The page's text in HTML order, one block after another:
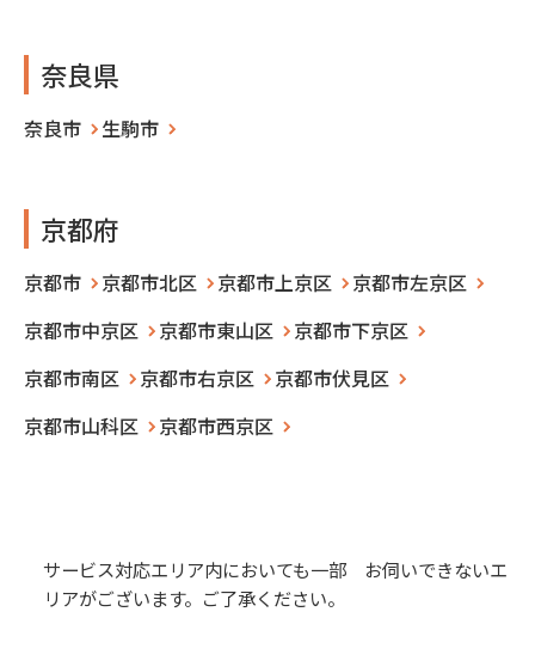
奈良県
奈良市 生駒市
京都府
京都市 京都市北区 京都市上京区
京都市左京区
京都市中京区
京都市東山区
京都市下京区
京都市南区
京都市右京区
京都市伏見区
京都市山科区
京都市西京区
サービス対応エリア内においても一部 お伺いできないエ
リアがございます。ご了承ください。